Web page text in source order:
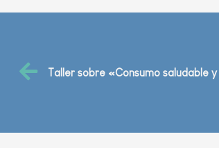
Taller sobre «Consumo saludable